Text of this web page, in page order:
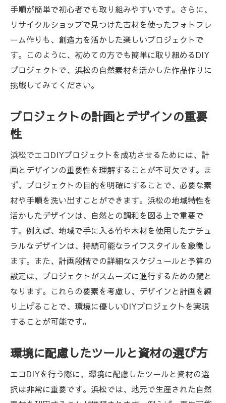
長く使えるDIY製品の作り方
浜松でのリサイクルと再利用の実践
地域に根ざしたエコ活動の展開
DIYを通じた地域社会への貢献
地元の自然を活かす浜松でのDIYがもたらすエ
自然を活かしたライフスタイルの実践
環境に優しい生活を送るためのヒント
地域の自然を守るためのDIY活動
エコDIYがもたらす地球への優しさ
地元の自然を感じるインテリアの工夫
手順が簡単で初心者でも取り組みやすいです。さらに、
リサイクルショップで見つけた古材を使ったフォトフレ
ーム作りも、創造力を活かした楽しいプロジェクトで
す。このように、初めての方でも簡単に取り組めるDIY
プロジェクトで、浜松の自然素材を活かした作品作りに
挑戦してみてください。
プロジェクトの計画とデザインの重要
性
浜松でエコDIYプロジェクトを成功させるためには、計
画とデザインの重要性を理解することが不可欠です。ま
ず、プロジェクトの目的を明確にすることで、必要な素
材や手順を洗い出すことができます。浜松の地域特性を
活かしたデザインは、自然との調和を図る上で重要で
す。例えば、地域で手に入る竹や木材を使用したナチュ
ラルなデザインは、持続可能なライフスタイルを象徴し
ます。また、計画段階での詳細なスケジュールと予算の
設定は、プロジェクトがスムーズに進行するための鍵と
なります。これらの要素を考慮し、デザインと計画を練
り上げることで、環境に優しいDIYプロジェクトを実現
することが可能です。
環境に配慮したツールと資材の選び方
エコDIYを行う際に、環境に配慮したツールと資材の選
択は非常に重要です。浜松では、地元で生産された自然